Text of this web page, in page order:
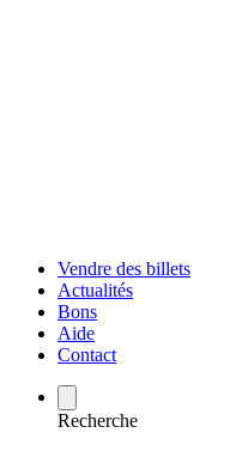
Vendre des billets
Actualités
Bons
Aide
Contact
Recherche